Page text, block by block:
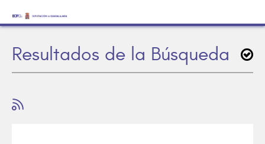
Resultados de la Búsqueda